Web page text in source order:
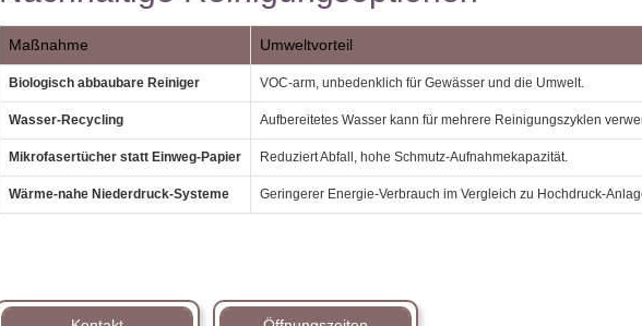
Maßnahme Umweltvorteil
Biologisch abbaubare Reiniger VOC‑arm, unbedenklich für Gewässer und die Umwelt.
Wasser‑Recycling Aufbereitetes Wasser kann für mehrere Reinigungszyklen
Mikrofasertücher statt Einweg‑Papier Reduziert Abfall, hohe Schmutz‑Aufnahmekapazität.
Wärme‑nahe Niederdruck‑Systeme Geringerer Energie‑Verbrauch im Vergleich zu